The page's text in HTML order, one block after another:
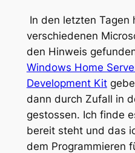
In den letzten Tagen
verschiedenen
den Hinweis
Windows Home
Development Kit
dann durch Zufall in
gestossen. Ich finde
bereit steht und das
dem Programmieren